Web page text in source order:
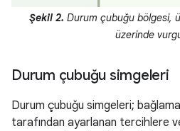
Şekil 2. Durum çubuğu bölgesi,
üzerinde
Durum çubuğu simgeleri
Durum çubuğu simgeleri;
tarafından ayarlanan tercihlere